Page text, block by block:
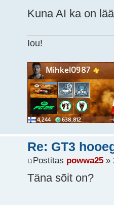
Kuna AI ka on
Iou!
Re: GT3
Postitas powwa25 »
Täna sõit on?